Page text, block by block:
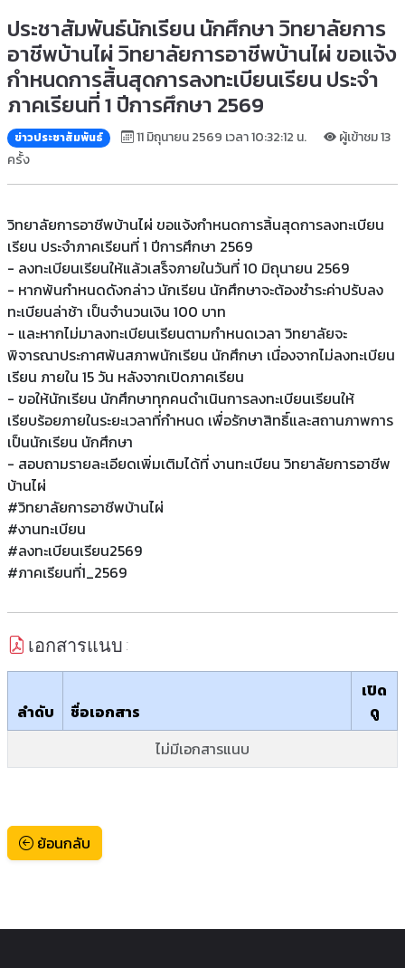
ประชาสัมพันธ์นักเรียน นักศึกษา วิทยาลัยการ
อาชีพบ้านไผ่ วิทยาลัยการอาชีพบ้านไผ่ ขอแจ้ง
กำหนดการสิ้นสุดการลงทะเบียนเรียน ประจำ
ภาคเรียนที่ 1 ปีการศึกษา 2569
ข่าวประชาสัมพันธ์ 11 มิถุนายน 2569 เวลา 10:32:12 น.
ผู้เข้าชม 13
ครั้ง
วิทยาลัยการอาชีพบ้านไผ่ ขอแจ้งกำหนดการสิ้นสุดการลงทะเบียน
เรียน ประจำภาคเรียนที่ 1 ปีการศึกษา 2569
- ลงทะเบียนเรียนให้แล้วเสร็จภายในวันที่ 10 มิถุนายน 2569
- หากพ้นกำหนดดังกล่าว นักเรียน นักศึกษาจะต้องชำระค่าปรับลง
ทะเบียนล่าช้า เป็นจำนวนเงิน 100 บาท
- และหากไม่มาลงทะเบียนเรียนตามกำหนดเวลา วิทยาลัยจะ
พิจารณาประกาศพ้นสภาพนักเรียน นักศึกษา เนื่องจากไม่ลงทะเบียน
เรียน ภายใน 15 วัน หลังจากเปิดภาคเรียน
- ขอให้นักเรียน นักศึกษาทุกคนดำเนินการลงทะเบียนเรียนให้
เรียบร้อยภายในระยะเวลาที่กำหนด เพื่อรักษาสิทธิ์และสถานภาพการ
เป็นนักเรียน นักศึกษา
- สอบถามรายละเอียดเพิ่มเติมได้ที่ งานทะเบียน วิทยาลัยการอาชีพ
บ้านไผ่
#วิทยาลัยการอาชีพบ้านไผ่
#งานทะเบียน
#ลงทะเบียนเรียน2569
#ภาคเรียนที่1_2569
เอกสารแนบ :
ลำดับ ชื่อเอกสาร
เปิด
ดู
ไม่มีเอกสารแนบ
ย้อนกลับ